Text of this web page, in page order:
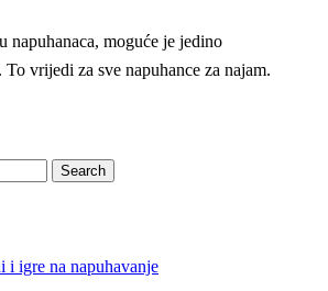
napuhanaca, moguće je jedino
To vrijedi za sve napuhance za najam.
Search
i igre na napuhavanje